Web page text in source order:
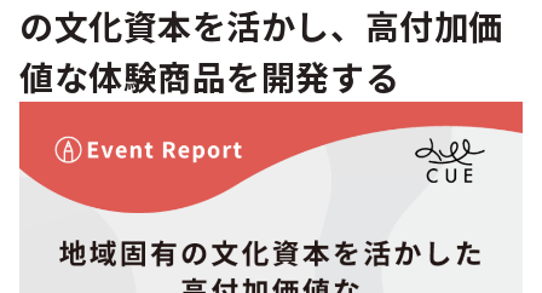
の文化資本を活かし、高付加価
値な体験商品を開発する